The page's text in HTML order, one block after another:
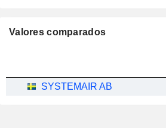
Valores comparados
SYSTEMAIR AB